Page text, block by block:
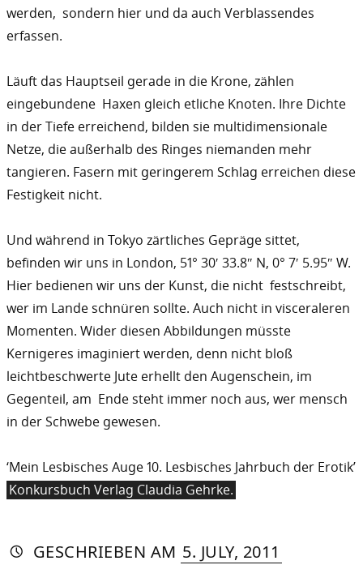
werden, sondern hier und da auch Verblassendes
erfassen.
Läuft das Hauptseil gerade in die Krone, zählen
eingebundene Haxen gleich etliche Knoten. Ihre Dichte
in der Tiefe erreichend, bilden sie multidimensionale
Netze, die außerhalb des Ringes niemanden mehr
tangieren. Fasern mit geringerem Schlag erreichen diese
Festigkeit nicht.
Und während in Tokyo zärtliches Gepräge sittet,
befinden wir uns in London, 51° 30′ 33.8″ N, 0° 7′ 5.95″ W.
Hier bedienen wir uns der Kunst, die nicht festschreibt,
wer im Lande schnüren sollte. Auch nicht in visceraleren
Momenten. Wider diesen Abbildungen müsste
Kernigeres imaginiert werden, denn nicht bloß
leichtbeschwerte Jute erhellt den Augenschein, im
Gegenteil, am Ende steht immer noch aus, wer mensch
in der Schwebe gewesen.
‘Mein Lesbisches Auge 10. Lesbisches Jahrbuch der Erotik’
Konkursbuch Verlag Claudia Gehrke.
GESCHRIEBEN VON
AUTORIN
DASNIYA
AM 5. JULY, 2011